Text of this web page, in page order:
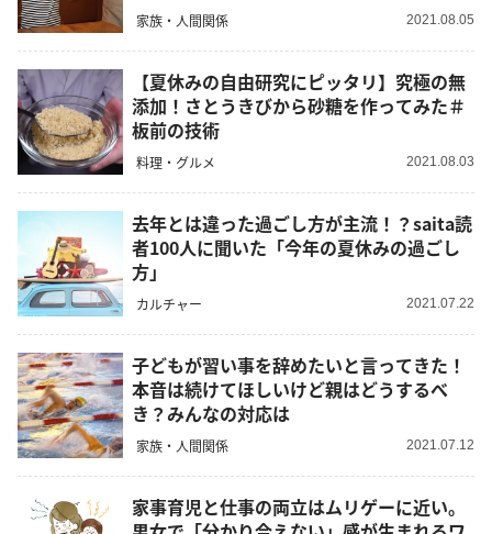
家族・人間関係 2021.08.05
【夏休みの自由研究にピッタリ】究極の無
添加！さとうきびから砂糖を作ってみた＃
板前の技術
料理・グルメ 2021.08.03
去年とは違った過ごし方が主流！？saita読
者100人に聞いた「今年の夏休みの過ごし
方」
カルチャー 2021.07.22
子どもが習い事を辞めたいと言ってきた！
本音は続けてほしいけど親はどうするべ
き？みんなの対応は
家族・人間関係 2021.07.12
家事育児と仕事の両立はムリゲーに近い。